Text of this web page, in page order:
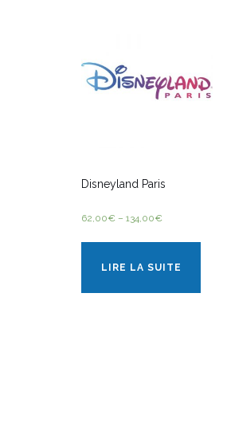
Disneyland Paris
62,00€ – 134,00€
LIRE LA SUITE